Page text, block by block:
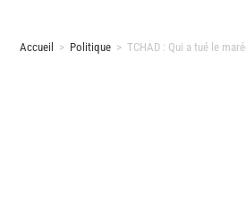
Accueil > Politique > TCHAD : Qui a tué le